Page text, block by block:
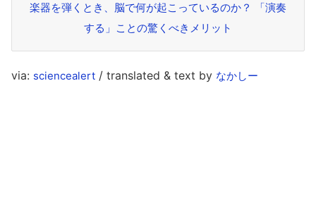
楽器を弾くとき、脳で何が起こっているのか？ 「演奏
する」ことの驚くべきメリット
via: sciencealert / translated & text by なかしー